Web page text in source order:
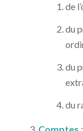
de
du
du
du